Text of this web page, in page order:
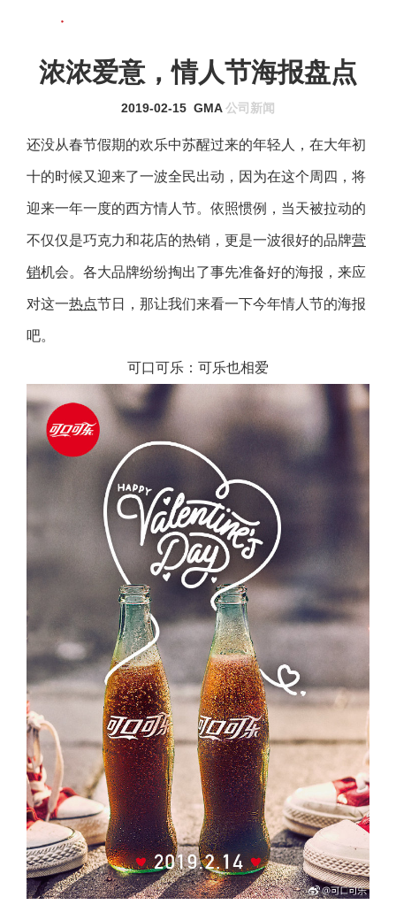
浓浓爱意，情人节海报盘点
2019-02-15 GMA 公司新闻
还没从春节假期的欢乐中苏醒过来的年轻人，在大年初
十的时候又迎来了一波全民出动，因为在这个周四，将
迎来一年一度的西方情人节。依照惯例，当天被拉动的
不仅仅是巧克力和花店的热销，更是一波很好的品牌营
销机会。各大品牌纷纷掏出了事先准备好的海报，来应
对这一热点节日，那让我们来看一下今年情人节的海报
吧。
可口可乐：可乐也相爱